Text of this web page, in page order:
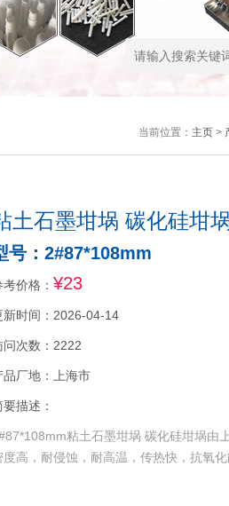
当前位置： 主页>
土石墨坩埚 碳化硅坩
号：2#87*108mm
考价格： ¥23
新时间：2026-04-14
问次数：2222
品厂地：上海市
要描述：
粘土石墨坩埚 碳化硅坩埚由
度高，耐侵蚀，耐高温，传热快，抗氧